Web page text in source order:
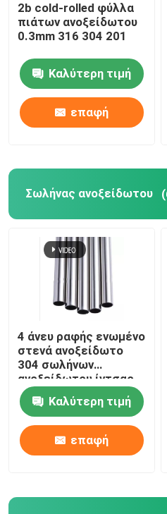
λουρίδα ανοξείδωτου
Τοποθετήσεις
Ρολό φύλλου αλουμινίου
2b cold-rolled φύλλα
πιάτων ανοξείδωτου
0.3mm 316 304 201
Καλύτερη τιμή
επαφή
Σωλήνας ανοξείδωτου
4 άνευ ραφής ενωμένο
στενά ανοξείδωτο
304 σωλήνων
ανοξείδωτου ίντσας
γύρω από το σωλήνα
Καλύτερη τιμή
επαφή